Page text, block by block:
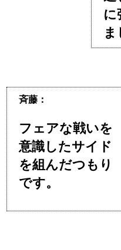
に
ま
斉藤：
フェアな戦いを
意識したサイド
を組んだつもり
です。